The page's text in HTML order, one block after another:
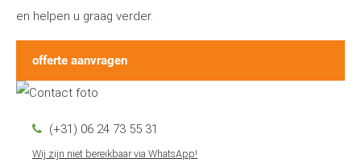
en helpen u graag verder.
offerte aanvragen
(+31) 06 24 73 55 31
Wij zijn niet bereikbaar via WhatsApp!